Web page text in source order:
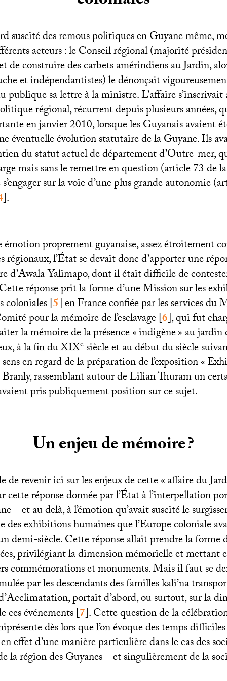
suscité des remous politiques en Guyane même,
acteurs : le Conseil régional (majorité
de construire des carbets amérindiens au Jardin,
et indépendantistes) le dénonçait
publique sa lettre à la ministre. L’affaire
régional, récurrent depuis plusieurs années,
en janvier 2010, lorsque les Guyanais avaient
éventuelle évolution statutaire de la Guyane. Ils
du statut actuel de département d’Outre-mer,
mais sans le remettre en question (article 73 de
sur la voie d’une plus grande autonomie
].
proprement guyanaise, assez étroitement
l’État se devait donc d’apporter une
d’Awala-Yalimapo, dont il était difficile de
réponse prit la forme d’une Mission sur les
coloniales[5]en France confiée par les services du
pour la mémoire de l’esclavage[6], qui fut
la mémoire de la présence «indigène» au
à la fin duXIXe siècle et au début du siècle
en regard de la préparation de l’exposition «
rassemblant autour de Lilian Thuram un
pris publiquement position sur ce sujet.
Un enjeu de mémoire?
de revenir ici sur les enjeux de cette «affaire du
cette réponse donnée par l’État à l’interpellation
– et au delà, à l’émotion qu’avait suscité le
des exhibitions humaines que l’Europe coloniale
demi-siècle. Cette réponse allait prendre la forme
privilégiant la dimension mémorielle et mettant
commémorations et monuments. Mais il faut se
par les descendants des familles kali’na
portait d’abord, ou surtout, sur la
ces événements[7]. Cette question de la
dès lors que l’on évoque des temps
effet d’une manière particulière dans le cas des
la région des Guyanes – et singulièrement de la